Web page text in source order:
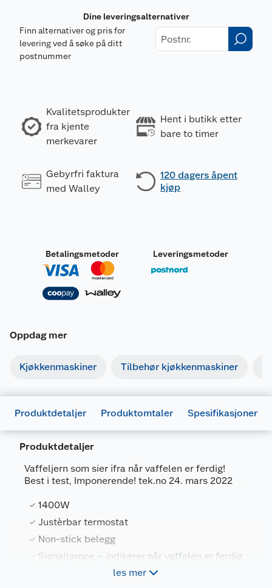
Dine leveringsalternativer
Finn alternativer og pris for
levering ved å søke på ditt
postnummer
Kvalitetsprodukter
fra kjente
merkevarer
Hent i butikk etter
bare to timer
Gebyrfri faktura
med Walley
120 dagers åpent
kjøp
Betalingsmetoder Leveringsmetoder
Oppdag mer
Kjøkkenmaskiner Tilbehør kjøkkenmaskiner
Produktdetaljer Produktomtaler Spesifikasjoner
Produktdetaljer
Vaffeljern som sier ifra når vaffelen er ferdig!
Best i test, Imponerende! tek.no 24. mars 2022
1400W
Justèrbar termostat
Non-stick belegg
Signallampe – indikerer når vaffelen er ferdig
les mer
Generelt
Artikkelnummer
Leverandørens artikkelnummer
Farge